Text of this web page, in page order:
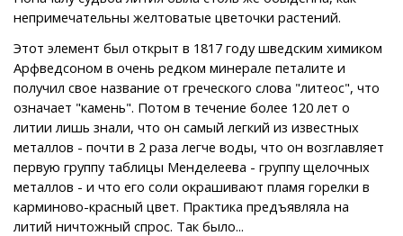
непримечательны желтоватые цветочки растений.
Этот элемент был открыт в 1817 году шведским химиком
Арфведсоном в очень редком минерале петалите и
получил свое название от греческого слова "литеос", что
означает "камень". Потом в течение более 120 лет о
литии лишь знали, что он самый легкий из известных
металлов - почти в 2 раза легче воды, что он возглавляет
первую группу таблицы Менделеева - группу щелочных
металлов - и что его соли окрашивают пламя горелки в
карминово-красный цвет. Практика предъявляла на
литий ничтожный спрос. Так было...